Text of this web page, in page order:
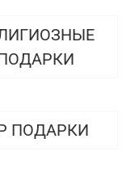
ПОДАРКИ